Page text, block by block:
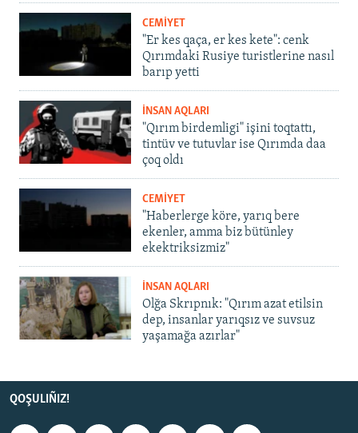
CEMİYET
"Er kes qaça, er kes kete": cenk
Qırımdaki Rusiye turistlerine nasıl
barıp yetti
İNSAN AQLARI
"Qırım birdemligi" işini toqtattı,
tintüv ve tutuvlar ise Qırımda daa
çoq oldı
CEMİYET
"Haberlerge köre, yarıq bere
ekenler, amma biz bütünley
ekektriksizmiz"
İNSAN AQLARI
Olğa Skrıpnık: "Qırım azat etilsin
dep, insanlar yarıqsız ve suvsuz
yaşamağa azırlar"
QOŞULIÑIZ!